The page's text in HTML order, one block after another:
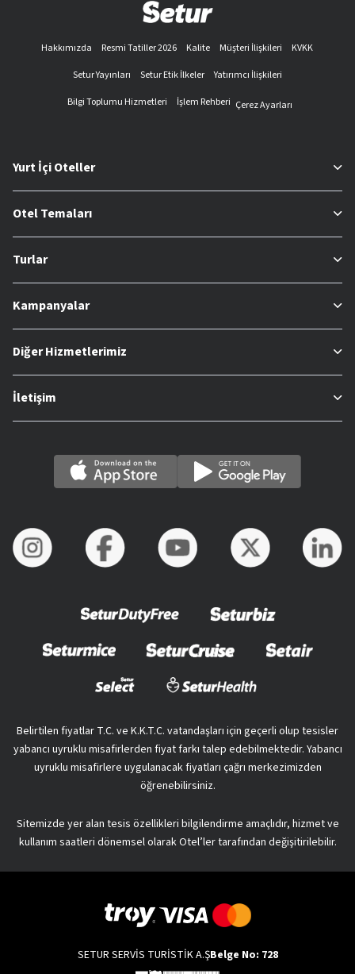
Hakkımızda Resmi Tatiller 2026 Kalite Müşteri İlişkileri
KVKK
Setur Yayınları
Setur Etik İlkeler
Yatırımcı İlişkileri
Bilgi Toplumu Hizmetleri
İşlem Rehberi Çerez Ayarları
Yurt İçi Oteller
Otel Temaları
Turlar
Kampanyalar
Diğer Hizmetlerimiz
İletişim
Belirtilen fiyatlar T.C. ve K.K.T.C. vatandaşları için geçerli olup tesisler
yabancı uyruklu misafirlerden fiyat farkı talep edebilmektedir. Yabancı
uyruklu misafirlere uygulanacak fiyatları çağrı merkezimizden
öğrenebilirsiniz.
Sitemizde yer alan tesis özellikleri bilgilendirme amaçlıdır, hizmet ve
kullanım saatleri dönemsel olarak Otel’ler tarafından değişitirilebilir.
SETUR SERVİS TURİSTİK A.ŞBelge No: 728